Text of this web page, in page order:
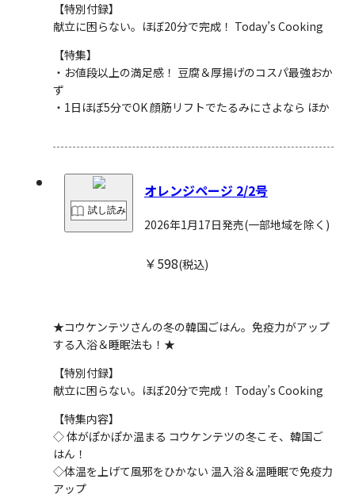
【特別付録】
献立に困らない。ほぼ20分で完成！ Today’s Cooking
【特集】
・お値段以上の満足感！ 豆腐＆厚揚げのコスパ最強おか
ず
・1日ほぼ5分でOK 顔筋リフトでたるみにさよなら ほか
試し読み
オレンジページ 2/2号
2026年1月17日発売(一部地域を除く)
￥598(税込)
★コウケンテツさんの冬の韓国ごはん。免疫力がアップ
する入浴＆睡眠法も！★
【特別付録】
献立に困らない。ほぼ20分で完成！ Today’s Cooking
【特集内容】
◇ 体がぽかぽか温まる コウケンテツの冬こそ、韓国ご
はん！
◇体温を上げて風邪をひかない 温入浴＆温睡眠で免疫力
アップ